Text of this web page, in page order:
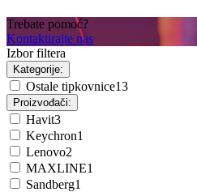
Trebate pomoć?
Kontaktirajte nas
Izbor filtera
Kategorije:
Ostale tipkovnice13
Proizvođači:
Havit3
Keychron1
Lenovo2
MAXLINE1
Sandberg1